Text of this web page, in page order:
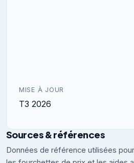
MISE À JOUR
T3 2026
Sources & références
Données de référence utilisées